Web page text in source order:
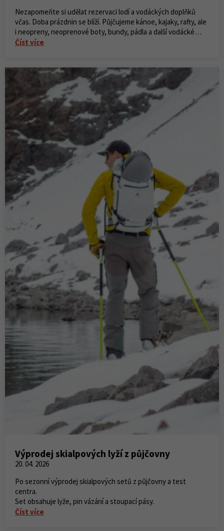
Nezapomeňte si udělat rezervaci lodí a vodáckých doplňků
včas. Doba prázdnin se blíží. Půjčujeme kánoe, kajaky, rafty, ale
i neopreny, neoprenové boty, bundy, pádla a další vodácké
vybavení. V naší půjčovně najdete nejen lodě, ale i
Číst více
Výprodej skialpových lyží z půjčovny
20. 04. 2026
Po sezonní výprodej skialpových setů z půjčovny a test
centra.
Set obsahuje lyže, pin vázání a stoupací pásy.
Číst více